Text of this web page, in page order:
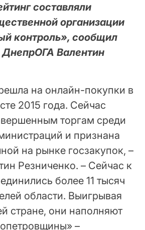
составляли
организации
контроль», сообщил
ДнепрОГА Валентин
на онлайн-покупки в
2015 года. Сейчас
торгам среди
и признана
на рынке госзакупок, –
Резниченко. – Сейчас к
более 11 тысяч
области. Выигрывая
стране, они наполняют
–